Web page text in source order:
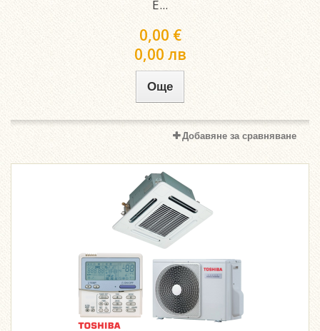
E...
0,00 €
0,00 лв
Още
Добавяне за сравняване